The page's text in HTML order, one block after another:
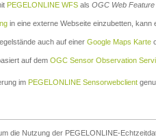
PEGELONLINE WFS als OGC Web
in eine externe Webseite einzubetten, kann
auch auf einer Google Maps Karte
auf dem OGC Sensor Observation
im PEGELONLINE Sensorwebclient
die Nutzung der PEGELONLINE-